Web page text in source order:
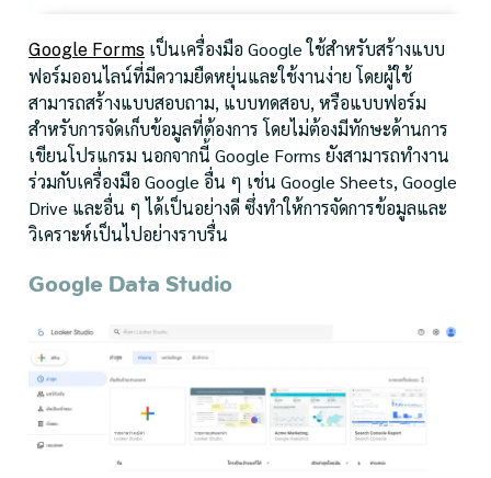
Google Forms เป็นเครื่องมือ Google ใช้สำหรับสร้างแบบ
ฟอร์มออนไลน์ที่มีความยืดหยุ่นและใช้งานง่าย โดยผู้ใช้
สามารถสร้างแบบสอบถาม, แบบทดสอบ, หรือแบบฟอร์ม
สำหรับการจัดเก็บข้อมูลที่ต้องการ โดยไม่ต้องมีทักษะด้านการ
เขียนโปรแกรม นอกจากนี้ Google Forms ยังสามารถทำงาน
ร่วมกับเครื่องมือ Google อื่น ๆ เช่น Google Sheets, Google
Drive และอื่น ๆ ได้เป็นอย่างดี ซึ่งทำให้การจัดการข้อมูลและ
วิเคราะห์เป็นไปอย่างราบรื่น
Google Data Studio